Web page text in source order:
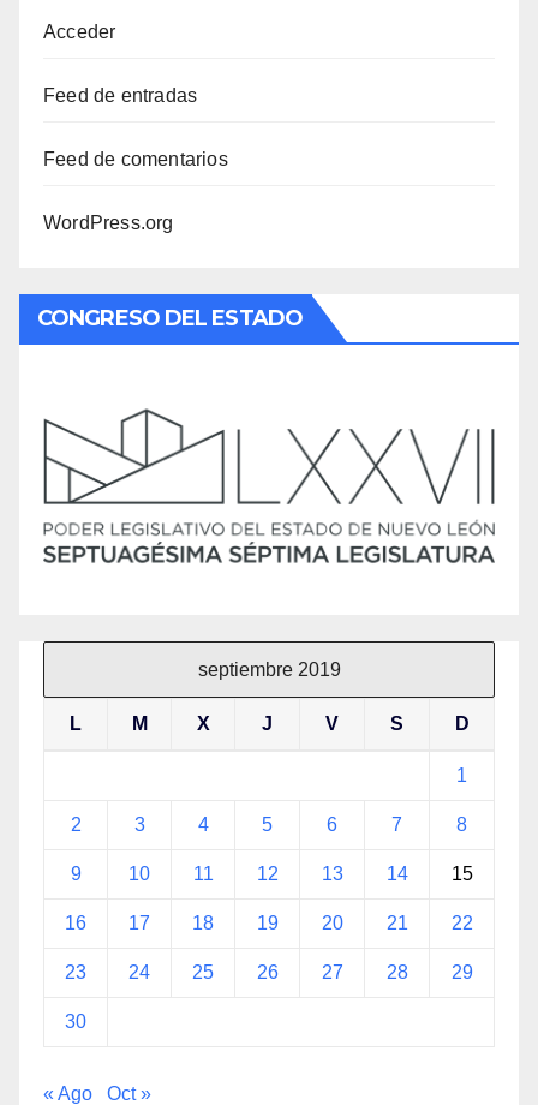
Acceder
Feed de entradas
Feed de comentarios
WordPress.org
CONGRESO DEL ESTADO
septiembre 2019
L M X J V S D
1
2 3 4 5 6 7 8
9 10 11 12 13 14 15
16 17 18 19 20 21 22
23 24 25 26 27 28 29
30
« Ago Oct »